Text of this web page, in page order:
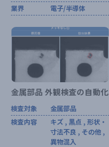
業界
電子/半導体
金属部品 外観検査の自動化
検査対象
金属部品
検査内容
キズ , 黒点 , 形状・
寸法不良 , その他 ,
異物混入